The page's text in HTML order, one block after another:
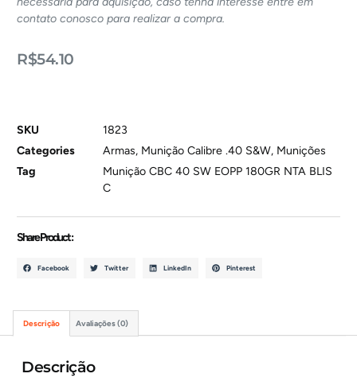
contato conosco para realizar a compra.
R$54.10
SKU
1823
Categories
Armas, Munição Calibre .40 S&W, Munições
Tag
Munição CBC 40 SW EOPP 180GR NTA BLIS
C
Share Product :
Facebook Twitter LinkedIn Pinterest
Descrição Avaliações (0)
Descrição